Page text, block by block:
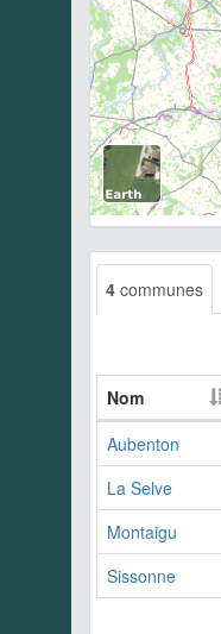
4 communes
Nom
Aubenton
La Selve
Montaigu
Sissonne